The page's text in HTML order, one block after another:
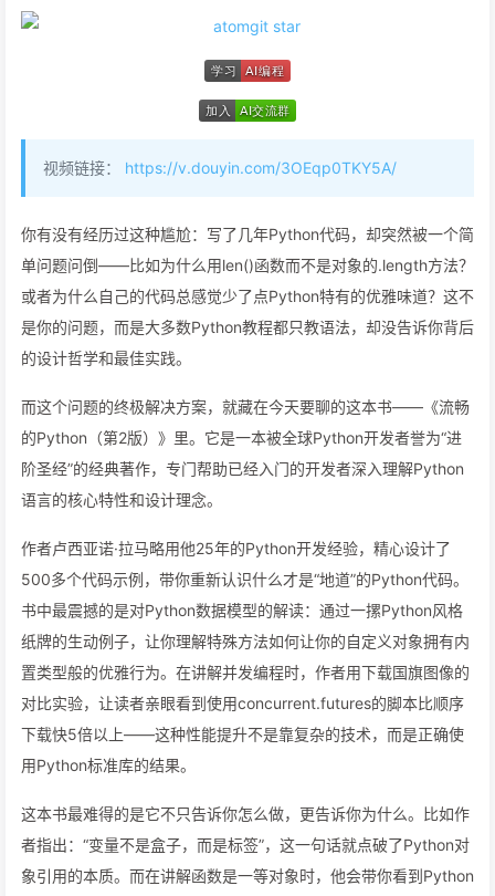
视频链接： https://v.douyin.com/3OEqp0TKY5A/
你有没有经历过这种尴尬：写了几年Python代码，却突然被一个简
单问题问倒——比如为什么用len()函数而不是对象的.length方法？
或者为什么自己的代码总感觉少了点Python特有的优雅味道？这不
是你的问题，而是大多数Python教程都只教语法，却没告诉你背后
的设计哲学和最佳实践。
而这个问题的终极解决方案，就藏在今天要聊的这本书——《流畅
的Python（第2版）》里。它是一本被全球Python开发者誉为“进
阶圣经”的经典著作，专门帮助已经入门的开发者深入理解Python
语言的核心特性和设计理念。
作者卢西亚诺·拉马略用他25年的Python开发经验，精心设计了
500多个代码示例，带你重新认识什么才是“地道”的Python代码。
书中最震撼的是对Python数据模型的解读：通过一摞Python风格
纸牌的生动例子，让你理解特殊方法如何让你的自定义对象拥有内
置类型般的优雅行为。在讲解并发编程时，作者用下载国旗图像的
对比实验，让读者亲眼看到使用concurrent.futures的脚本比顺序
下载快5倍以上——这种性能提升不是靠复杂的技术，而是正确使
用Python标准库的结果。
这本书最难得的是它不只告诉你怎么做，更告诉你为什么。比如作
者指出：“变量不是盒子，而是标签”，这一句话就点破了Python对
象引用的本质。而在讲解函数是一等对象时，他会带你看到Python